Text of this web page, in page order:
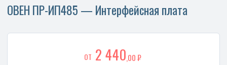
ОВЕН ПР-ИП485 — Интерфейсная плата
ОТ 2 440,00 ₽